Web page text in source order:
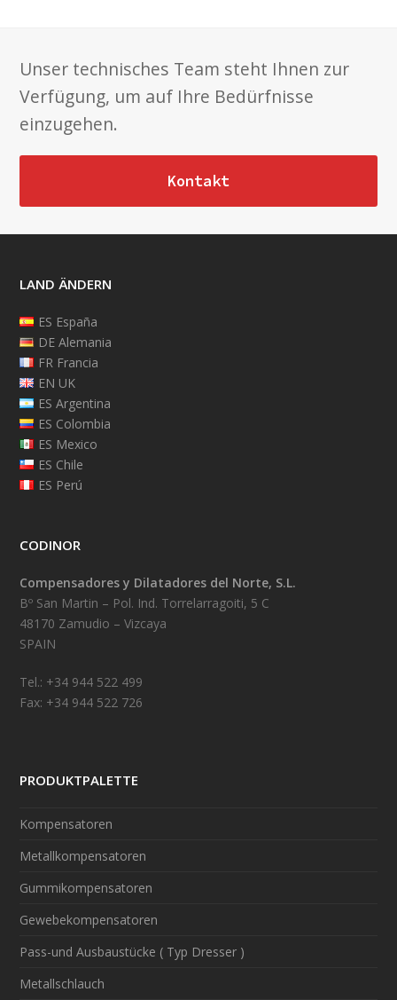
Unser technisches Team steht Ihnen zur
Verfügung, um auf Ihre Bedürfnisse
einzugehen.
Kontakt
LAND ÄNDERN
ES España
DE Alemania
FR Francia
EN UK
ES Argentina
ES Colombia
ES Mexico
ES Chile
ES Perú
CODINOR
Compensadores y Dilatadores del Norte, S.L.
Bº San Martin – Pol. Ind. Torrelarragoiti, 5 C
48170 Zamudio – Vizcaya
SPAIN
Tel.: +34 944 522 499
Fax: +34 944 522 726
PRODUKTPALETTE
Kompensatoren
Metallkompensatoren
Gummikompensatoren
Gewebekompensatoren
Pass-und Ausbaustücke ( Typ Dresser )
Metallschlauch